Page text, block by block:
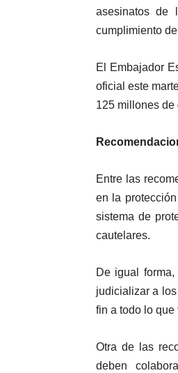
asesinatos de
cumplimiento
El Embajador
oficial este
125 millones de
Entre las
en la
sistema de
cautelares.
De igual
judicializar a
fin a todo lo
Otra de las
deben